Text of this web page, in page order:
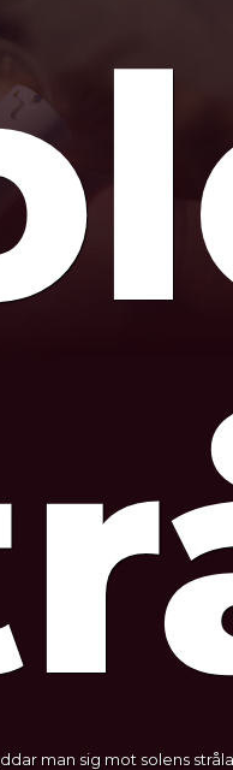
man sig mot solens